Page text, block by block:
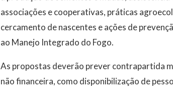
associações e cooperativas, práticas
cercamento de nascentes e ações de
ao Manejo Integrado do Fogo.
As propostas deverão prever contrapartida
não financeira, como disponibilização de